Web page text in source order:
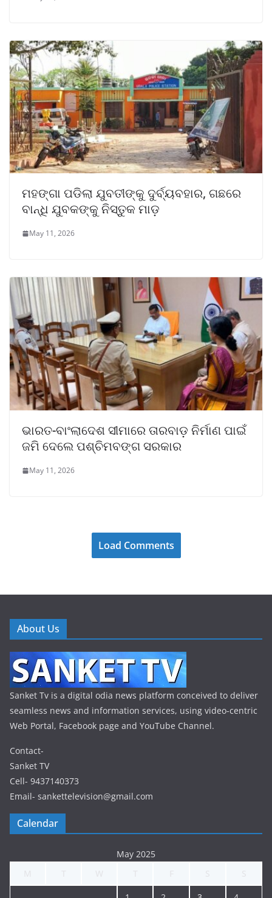
ମହଙ୍ଗା ପଡିଲା ଯୁବତୀଙ୍କୁ ଦୁର୍ବ୍ୟବହାର, ଗଛରେ
ବାନ୍ଧି ଯୁବକଙ୍କୁ ନିସ୍ତୁକ ମାଡ଼
May 11, 2026
ଭାରତ-ବାଂଲାଦେଶ ସୀମାରେ ତାରବାଡ଼ ନିର୍ମାଣ ପାଇଁ
ଜମି ଦେଲେ ପଶ୍ଚିମବଙ୍ଗ ସରକାର
May 11, 2026
Load Comments
About Us
Sanket Tv is a digital odia news platform conceived to deliver
seamless news and information services, using video-centric
Web Portal, Facebook page and YouTube Channel.
Contact-
Sanket TV
Cell- 9437140373
Email- sankettelevision@gmail.com
Calendar
May 2025